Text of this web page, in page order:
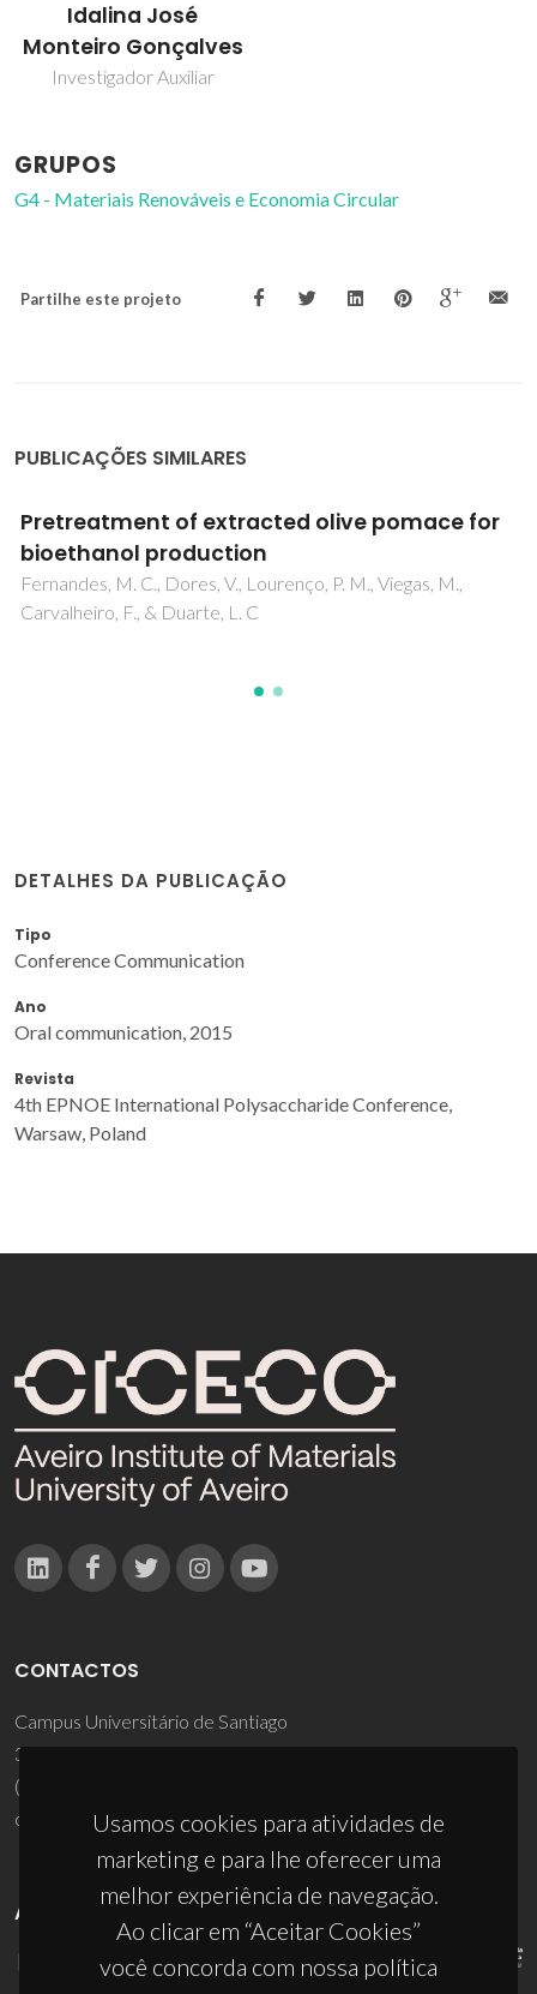
Idalina José
Monteiro Gonçalves
Investigador Auxiliar
GRUPOS
G4 - Materiais Renováveis e Economia Circular
Partilhe este projeto
PUBLICAÇÕES SIMILARES
Pretreatment of extracted olive pomace for
bioethanol production
Fernandes, M. C., Dores, V., Lourenço, P. M., Viegas, M.,
Carvalheiro, F., & Duarte, L. C
DETALHES DA PUBLICAÇÃO
Tipo
Conference Communication
Ano
Oral communication, 2015
Revista
4th EPNOE International Polysaccharide Conference,
Warsaw, Poland
Usamos cookies para atividades de
marketing e para lhe oferecer uma
melhor experiência de navegação.
Ao clicar em “Aceitar Cookies”
você concorda com nossa política
CONTACTOS
Campus Universitário de Santiago
3810-193 Aveiro - Portugal
(+351) 234 370 200
ciceco@ua.pt
APOIOS